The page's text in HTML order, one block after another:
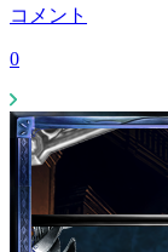
コメント
0